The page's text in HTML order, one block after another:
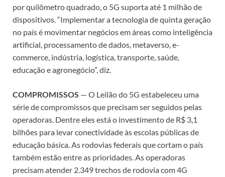
por quilômetro quadrado, o 5G suporta até 1 milhão de
dispositivos. “Implementar a tecnologia de quinta geração
no país é movimentar negócios em áreas como inteligência
artificial, processamento de dados, metaverso, e-
commerce, indústria, logística, transporte, saúde,
educação e agronegócio”, diz.
COMPROMISSOS — O Leilão do 5G estabeleceu uma
série de compromissos que precisam ser seguidos pelas
operadoras. Dentre eles está o investimento de R$ 3,1
bilhões para levar conectividade às escolas públicas de
educação básica. As rodovias federais que cortam o país
também estão entre as prioridades. As operadoras
precisam atender 2.349 trechos de rodovia com 4G